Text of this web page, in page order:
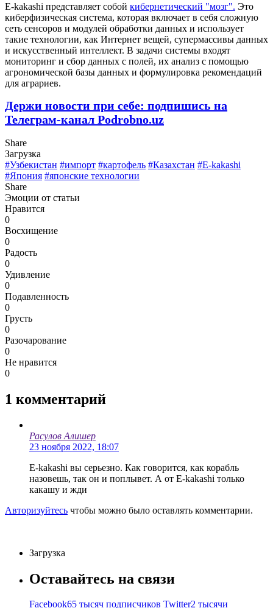
E-kakashi представляет собой кибернетический "мозг". Это
киберфизическая система, которая включает в себя сложную
сеть сенсоров и модулей обработки данных и использует
такие технологии, как Интернет вещей, супермассивы данных
и искусственный интеллект. В задачи системы входят
мониторинг и сбор данных с полей, их анализ с помощью
агрономической базы данных и формулировка рекомендаций
для аграриев.
Держи новости при себе: подпишись на
Телеграм-канал Podrobno.uz
Share
Загрузка
#Узбекистан #импорт #картофель #Казахстан #E-kakashi
#Япония #японские технологии
Share
Эмоции от статьи
Нравится
0
Восхищение
0
Радость
0
Удивление
0
Подавленность
0
Грусть
0
Разочарование
0
Не нравится
0
1 комментарий
Расулов Алишер
23 ноября 2022, 18:07
Е-kakashi вы серьезно. Как говорится, как корабль
назовешь, так он и поплывет. А от Е-kakashi только
какашу и жди
Авторизуйтесь чтобы можно было оставлять комментарии.
Загрузка
Оставайтесь на связи
Facebook65 тысяч подписчиков Twitter2 тысячи